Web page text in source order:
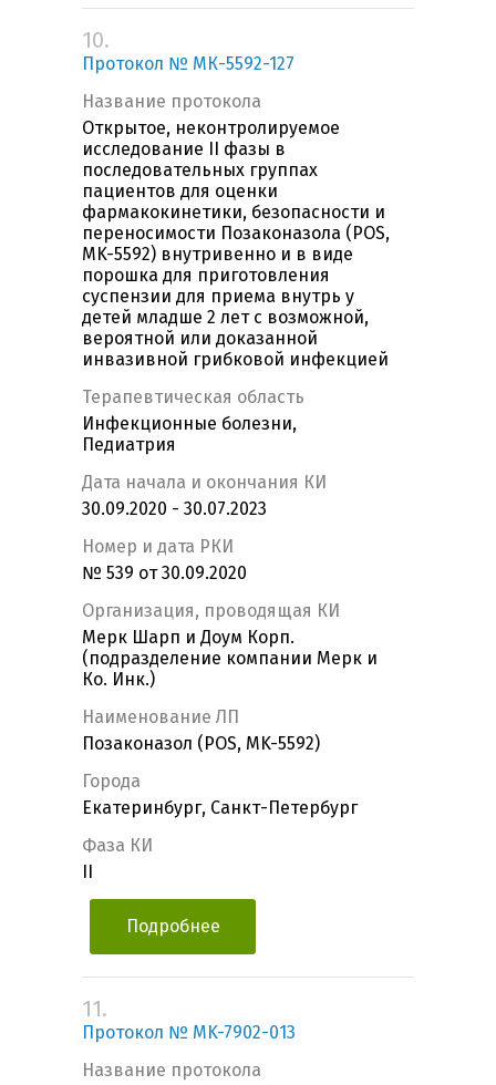
10.
Протокол № МК-5592-127
Название протокола
Открытое, неконтролируемое
исследование II фазы в
последовательных группах
пациентов для оценки
фармакокинетики, безопасности и
переносимости Позаконазола (POS,
MK-5592) внутривенно и в виде
порошка для приготовления
суспензии для приема внутрь у
детей младше 2 лет с возможной,
вероятной или доказанной
инвазивной грибковой инфекцией
Терапевтическая область
Инфекционные болезни,
Педиатрия
Дата начала и окончания КИ
30.09.2020 - 30.07.2023
Номер и дата РКИ
№ 539 от 30.09.2020
Организация, проводящая КИ
Мерк Шарп и Доум Корп.
(подразделение компании Мерк и
Ко. Инк.)
Наименование ЛП
Позаконазол (POS, MK-5592)
Города
Екатеринбург, Санкт-Петербург
Фаза КИ
Подробнее
11.
Протокол № MK-7902-013
Название протокола